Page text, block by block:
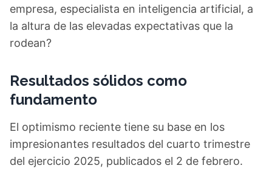
empresa, especialista en inteligencia artificial, a
la altura de las elevadas expectativas que la
rodean?
Resultados sólidos como
fundamento
El optimismo reciente tiene su base en los
impresionantes resultados del cuarto trimestre
del ejercicio 2025, publicados el 2 de febrero.